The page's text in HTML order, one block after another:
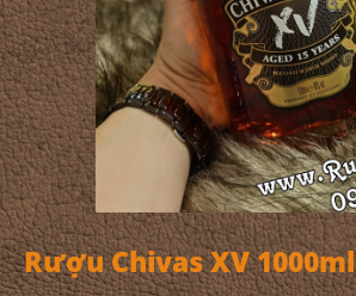
Rượu Chivas XV 1000ml